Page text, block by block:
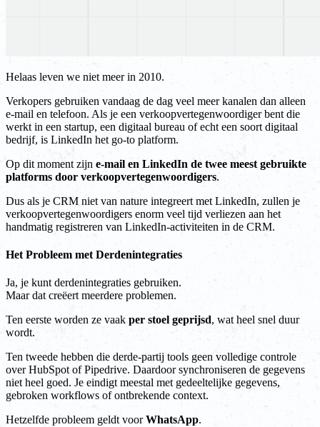
Helaas leven we niet meer in 2010.
Verkopers gebruiken vandaag de dag veel meer kanalen dan alleen
e-mail en telefoon. Als je een verkoopvertegenwoordiger bent die
werkt in een startup, een digitaal bureau of echt een soort digitaal
bedrijf, is LinkedIn het go-to platform.
Op dit moment zijn e-mail en LinkedIn de twee meest gebruikte
platforms door verkoopvertegenwoordigers.
Dus als je CRM niet van nature integreert met LinkedIn, zullen je
verkoopvertegenwoordigers enorm veel tijd verliezen aan het
handmatig registreren van LinkedIn-activiteiten in de CRM.
Het Probleem met Derdenintegraties
Ja, je kunt derdenintegraties gebruiken.
Maar dat creëert meerdere problemen.
Ten eerste worden ze vaak per stoel geprijsd, wat heel snel duur
wordt.
Ten tweede hebben die derde-partij tools geen volledige controle
over HubSpot of Pipedrive. Daardoor synchroniseren de gegevens
niet heel goed. Je eindigt meestal met gedeeltelijke gegevens,
gebroken workflows of ontbrekende context.
Hetzelfde probleem geldt voorWhatsApp.